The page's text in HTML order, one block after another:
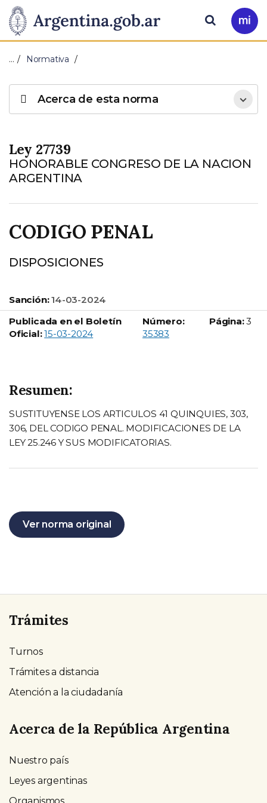
Presidencia
de
Nación
Pasar al contenido principal
Ir
a
Buscar
… Normativa
Ley 27739
HONORABLE CONGRESO DE LA NACION
ARGENTINA
CODIGO PENAL
DISPOSICIONES
Sanción: 14-03-2024
Publicada en el Boletín
Oficial: 15-03-2024
Número:
Boletín Oficial número:
35383
Página: 3
Resumen:
SUSTITUYENSE LOS ARTICULOS 41 QUINQUIES, 303,
306, DEL CODIGO PENAL. MODIFICACIONES DE LA
LEY 25.246 Y SUS MODIFICATORIAS.
Ver norma original
Acerca de esta norma
Trámites
Turnos
Trámites a distancia
Atención a la ciudadanía
Acerca de la República Argentina
Nuestro país
Leyes argentinas
Organismos